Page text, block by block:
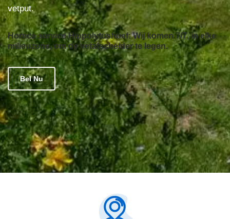
vetput.
Horeca service Hippolytushoef: Wij komen 7/7, in elke
milieuzone, om de vetafscheider te legen.
Bel Nu